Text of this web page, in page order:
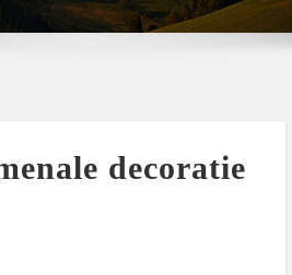
decoratie